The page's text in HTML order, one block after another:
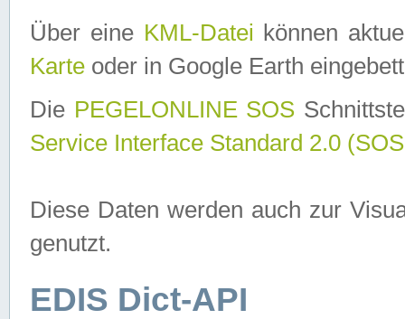
Über eine KML-Datei können
Karte oder in Google Earth
Die PEGELONLINE SOS
Service Interface Standard 2.0
Diese Daten werden auch zur
genutzt.
EDIS Dict-API